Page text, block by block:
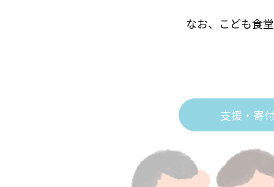
なお、こども食
支援・寄